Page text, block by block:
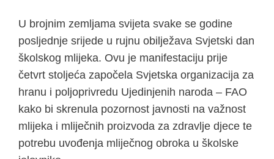
U brojnim zemljama svijeta svake se godine
posljednje srijede u rujnu obilježava Svjetski dan
školskog mlijeka. Ovu je manifestaciju prije
četvrt stoljeća započela Svjetska organizacija za
hranu i poljoprivredu Ujedinjenih naroda – FAO
kako bi skrenula pozornost javnosti na važnost
mlijeka i mliječnih proizvoda za zdravlje djece te
potrebu uvođenja mliječnog obroka u školske